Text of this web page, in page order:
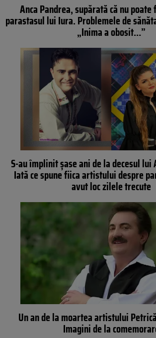
Anca Pandrea, supărată că nu
parastasul lui Iura. Problemele de
„Inima a obosit…”
S-au împlinit șase ani de la decesul lui
Iată ce spune fiica artistului despre
avut loc zilele trecute
Un an de la moartea artistului
Imagini de la